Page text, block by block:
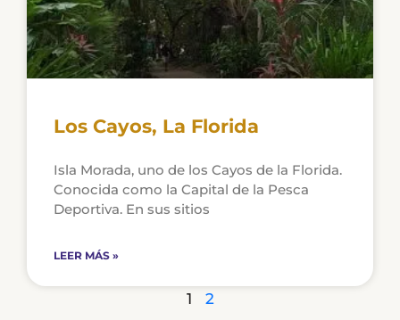
Los Cayos, La Florida
Isla Morada, uno de los Cayos de la Florida.
Conocida como la Capital de la Pesca
Deportiva. En sus sitios
LEER MÁS »
1 2